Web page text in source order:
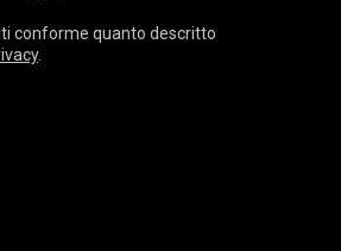
conforme quanto descritto
.